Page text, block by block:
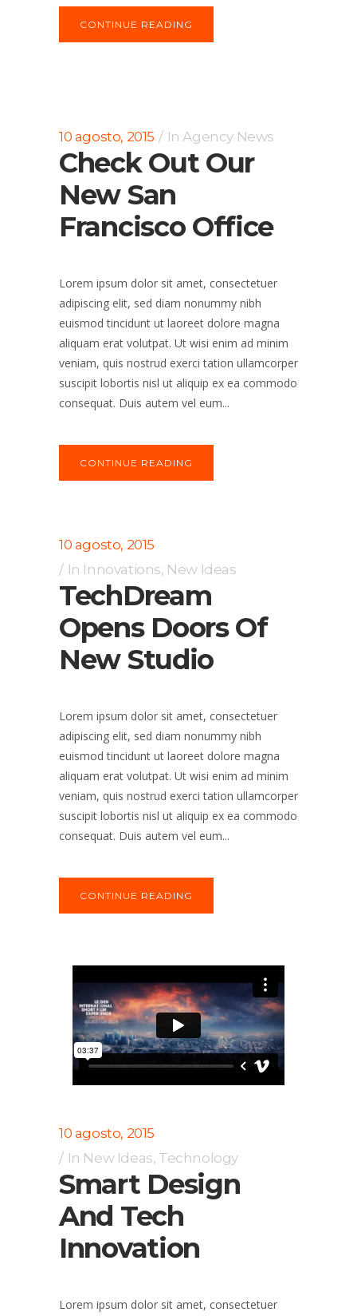
CONTINUE READING
10 agosto, 2015 InAgency News
Check Out Our
New San
Francisco Office
Lorem ipsum dolor sit amet, consectetuer
adipiscing elit, sed diam nonummy nibh
euismod tincidunt ut laoreet dolore magna
aliquam erat volutpat. Ut wisi enim ad minim
veniam, quis nostrud exerci tation ullamcorper
suscipit lobortis nisl ut aliquip ex ea commodo
consequat. Duis autem vel eum...
CONTINUE READING
10 agosto, 2015
In Innovations, New Ideas
TechDream
Opens Doors Of
New Studio
Lorem ipsum dolor sit amet, consectetuer
adipiscing elit, sed diam nonummy nibh
euismod tincidunt ut laoreet dolore magna
aliquam erat volutpat. Ut wisi enim ad minim
veniam, quis nostrud exerci tation ullamcorper
suscipit lobortis nisl ut aliquip ex ea commodo
consequat. Duis autem vel eum...
CONTINUE READING
10 agosto, 2015
In New Ideas, Technology
Smart Design
And Tech
Innovation
Lorem ipsum dolor sit amet, consectetuer